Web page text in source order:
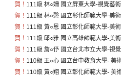
賀！ 111級 林○姍 國立屏東大學-視覺藝
賀！ 111級 林○磬 國立彰化師範大學-美
賀！ 111級 黃○恩 國立彰化師範大學-美
賀！ 111級 邱○雅 國立高雄師範大學-美
賀！ 111級 詹○伃 國立台北市立大學-視
賀！ 110級 王○心 國立台中教育大學- 美
賀！ 110級 黃○翔 國立彰化師範大學- 美